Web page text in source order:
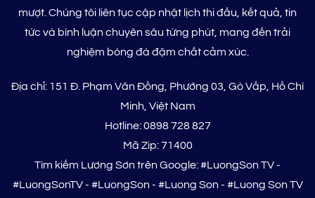
mượt. Chúng tôi liên tục cập nhật lịch thi đấu, kết quả, tin
tức và bình luận chuyên sâu từng phút, mang đến trải
nghiệm bóng đá đậm chất cảm xúc.
Địa chỉ: 151 Đ. Phạm Văn Đồng, Phường 03, Gò Vấp, Hồ Chí
Minh, Việt Nam
Hotline: 0898 728 827
Mã Zip: 71400
Tìm kiếm Lương Sơn trên Google: #LuongSon TV -
#LuongSonTV - #LuongSon - #Luong Son - #Luong Son TV